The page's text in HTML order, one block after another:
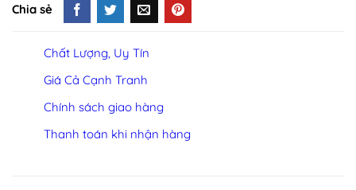
Chia sẻ
Chất Lượng, Uy Tín
Giá Cả Cạnh Tranh
Chính sách giao hàng
Thanh toán khi nhận hàng